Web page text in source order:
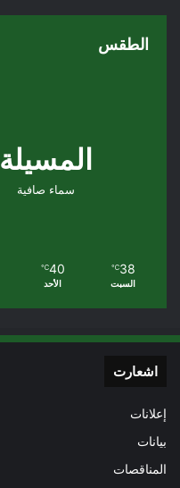
الطقس
المسيلة
سماء صافية
38
℃
السبت
40
℃
الأحد
اشعارت
إعلانات
بيانات
المناقصات